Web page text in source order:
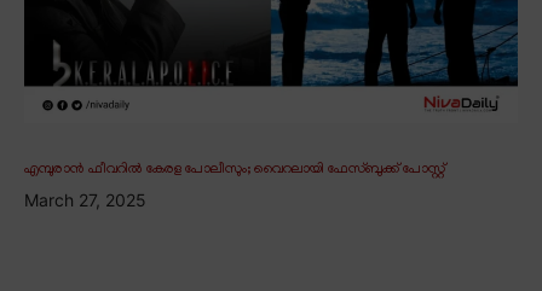
എമ്പുരാൻ ഫീവറിൽ കേരള പോലീസും; വൈറലായി ഫേസ്ബുക്ക് പോസ്റ്റ്
March 27, 2025